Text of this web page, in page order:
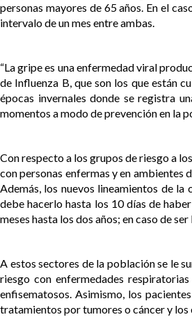
personas mayores de 65 años. En el
intervalo de un mes entre ambas.
“La gripe es una enfermedad viral
de Influenza B, que son los que están
épocas invernales donde se registra
momentos a modo de prevención en la
Con respecto a los grupos de riesgo a
con personas enfermas y en ambientes
Además, los nuevos lineamientos de
debe hacerlo hasta los 10 días de
meses hasta los dos años; en caso de
A estos sectores de la población se le
riesgo con enfermedades
enfisematosos. Asimismo, los
tratamientos por tumores o cáncer y los